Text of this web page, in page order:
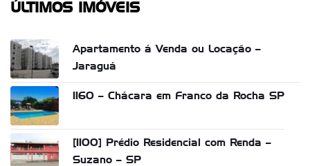
ÚLTIMOS IMÓVEIS
Apartamento á Venda ou Locação –
Jaraguá
1160 – Chácara em Franco da Rocha SP
[1100] Prédio Residencial com Renda –
Suzano – SP